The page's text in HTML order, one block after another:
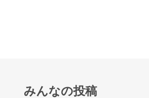
みんなの投稿